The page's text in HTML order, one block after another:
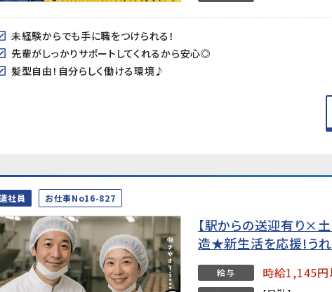
未経験からでも手に職をつけられる！
先輩がしっかりサポートしてくれるから安心◎
髪型自由！自分らしく働ける環境♪
社員 お仕事No16-827
【駅からの送迎有り×
造★新生活を応援!う
給与 時給1,145円